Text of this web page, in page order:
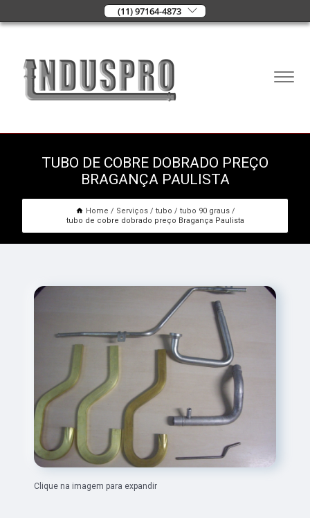
(11) 97164-4873
TUBO DE COBRE DOBRADO PREÇO
BRAGANÇA PAULISTA
Home Serviços tubo
tubo 90 graus
tubo de cobre dobrado preço Bragança Paulista
Clique na imagem para expandir